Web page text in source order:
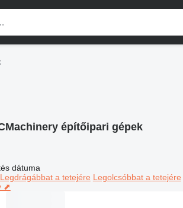
építőipari gépek
dátuma
Legdrágábbat a tetejére Legolcsóbbat a tetejére
⬈